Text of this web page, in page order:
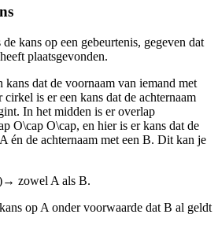
de kans op een gebeurtenis, gegeven dat
plaatsgevonden.
dat de voornaam van iemand met
is er een kans dat de achternaam
In het midden is er overlap
O\cap O\cap, en hier is er kans dat de
én de achternaam met een B. Dit kan je
→ zowel A als B.
op A onder voorwaarde dat B al geldt